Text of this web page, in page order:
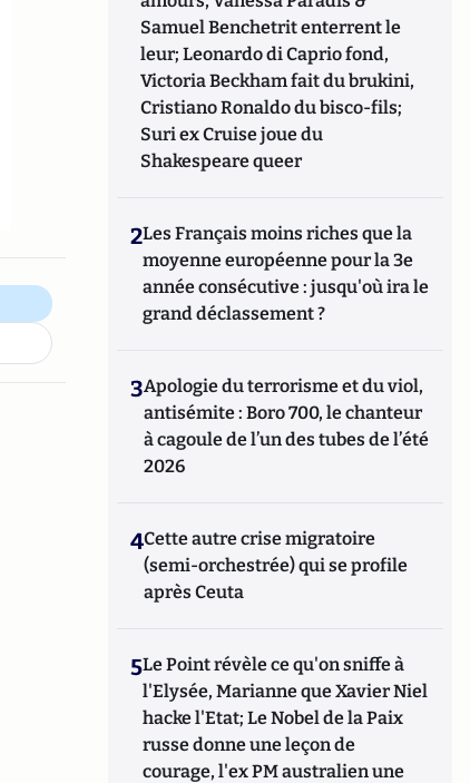
Samuel Benchetrit enterrent le
leur; Leonardo di Caprio fond,
Victoria Beckham fait du brukini,
Cristiano Ronaldo du bisco-fils;
Suri ex Cruise joue du
Shakespeare queer
2Les Français moins riches que la
moyenne européenne pour la 3e
année consécutive : jusqu'où ira le
grand déclassement ?
3Apologie du terrorisme et du viol,
antisémite : Boro 700, le chanteur
à cagoule de l’un des tubes de l’été
2026
4Cette autre crise migratoire
(semi-orchestrée) qui se profile
après Ceuta
5Le Point révèle ce qu'on sniffe à
l'Elysée, Marianne que Xavier Niel
hacke l'Etat; Le Nobel de la Paix
russe donne une leçon de
courage, l'ex PM australien une